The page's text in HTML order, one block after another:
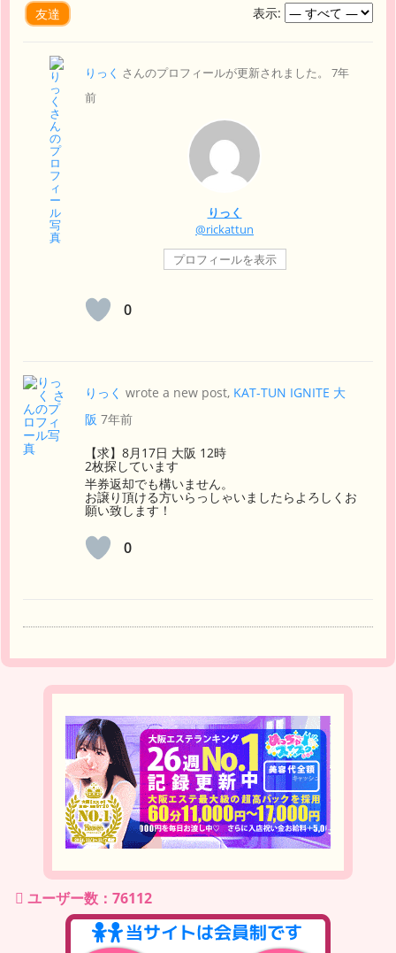
友達
表示:
りっく さんのプロフィールが更新されました。 7年
前
りっく
@rickattun
プロフィールを表示
0
りっく wrote a new post, KAT-TUN IGNITE 大
阪 7年前
【求】8月17日 大阪 12時
2枚探しています
半券返却でも構いません。
お譲り頂ける方いらっしゃいましたらよろしくお
願い致します！
0
ユーザー数：76112